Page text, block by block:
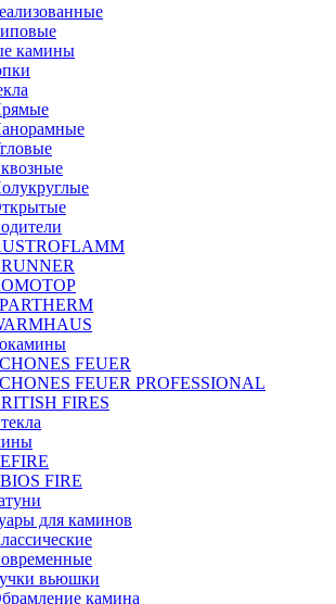
камины
FEUER
FEUER PROFESSIONAL
FIRES
FIRE
для каминов
вьюшки
камина